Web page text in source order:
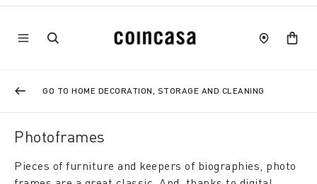
GO TO HOME DECORATION, STORAGE AND CLEANING
Photoframes
Pieces of furniture and keepers of biographies, photo